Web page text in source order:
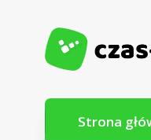
Strona